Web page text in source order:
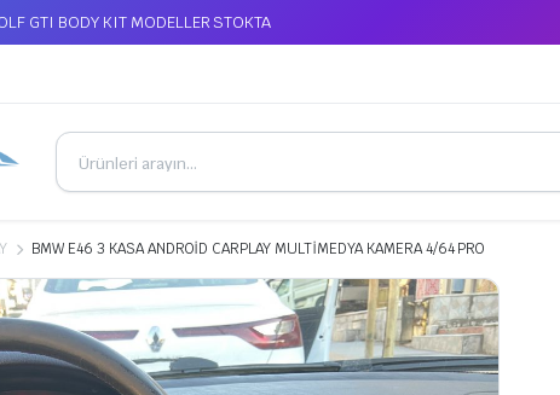
GTI BODY KIT MODELLER STOKTA
BMW E46 3 KASA ANDROİD CARPLAY MULTİMEDYA KAMERA 4/64 PRO